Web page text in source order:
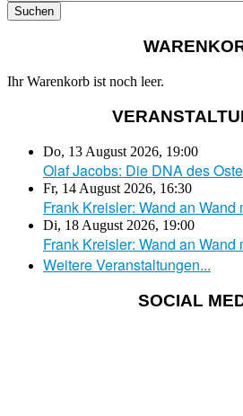
Ihr Warenkorb ist noch leer.
Do, 13 August 2026, 19:00
Olaf Jacobs: Die DNA des
Fr, 14 August 2026, 16:30
Frank Kreisler: Wand an Wand
Di, 18 August 2026, 19:00
Frank Kreisler: Wand an Wand
Weitere Veranstaltungen...
SOCIAL